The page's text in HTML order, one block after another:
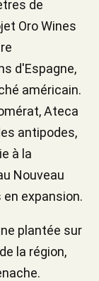
de
Oro Wines
d'Espagne,
américain.
Ateca
antipodes,
à la
Nouveau
expansion.
plantée sur
la région,